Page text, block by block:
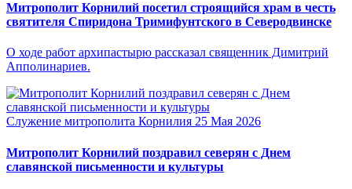
Митрополит Корнилий посетил строящийся храм в честь
святителя Спиридона Тримифунтского в Северодвинске
О ходе работ архипастырю рассказал священник Димитрий
Апполинариев.
Служение митрополита Корнилия 25 Мая 2026
Митрополит Корнилий поздравил северян с Днем
славянской письменности и культуры